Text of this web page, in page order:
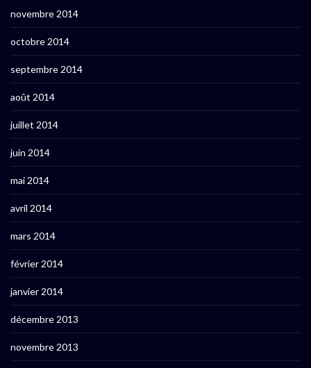
novembre 2014
octobre 2014
septembre 2014
août 2014
juillet 2014
juin 2014
mai 2014
avril 2014
mars 2014
février 2014
janvier 2014
décembre 2013
novembre 2013